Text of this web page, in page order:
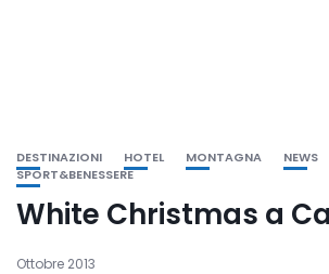
DESTINAZIONI HOTEL MONTAGNA
NEWS
SPORT&BENESSERE
White Christmas a
Ottobre 2013